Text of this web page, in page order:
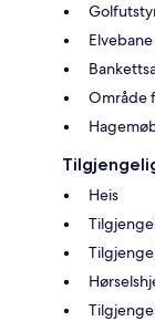
Elvebane
Område
Heis